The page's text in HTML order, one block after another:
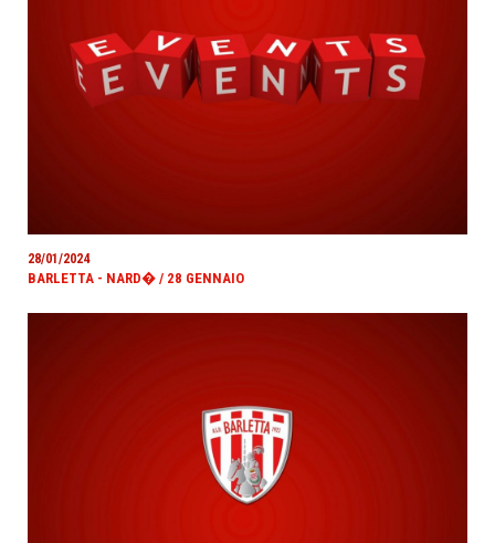
28/01/2024
BARLETTA - NARD� / 28 GENNAIO